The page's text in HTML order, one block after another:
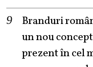
Branduri
un nou
prezent în cel